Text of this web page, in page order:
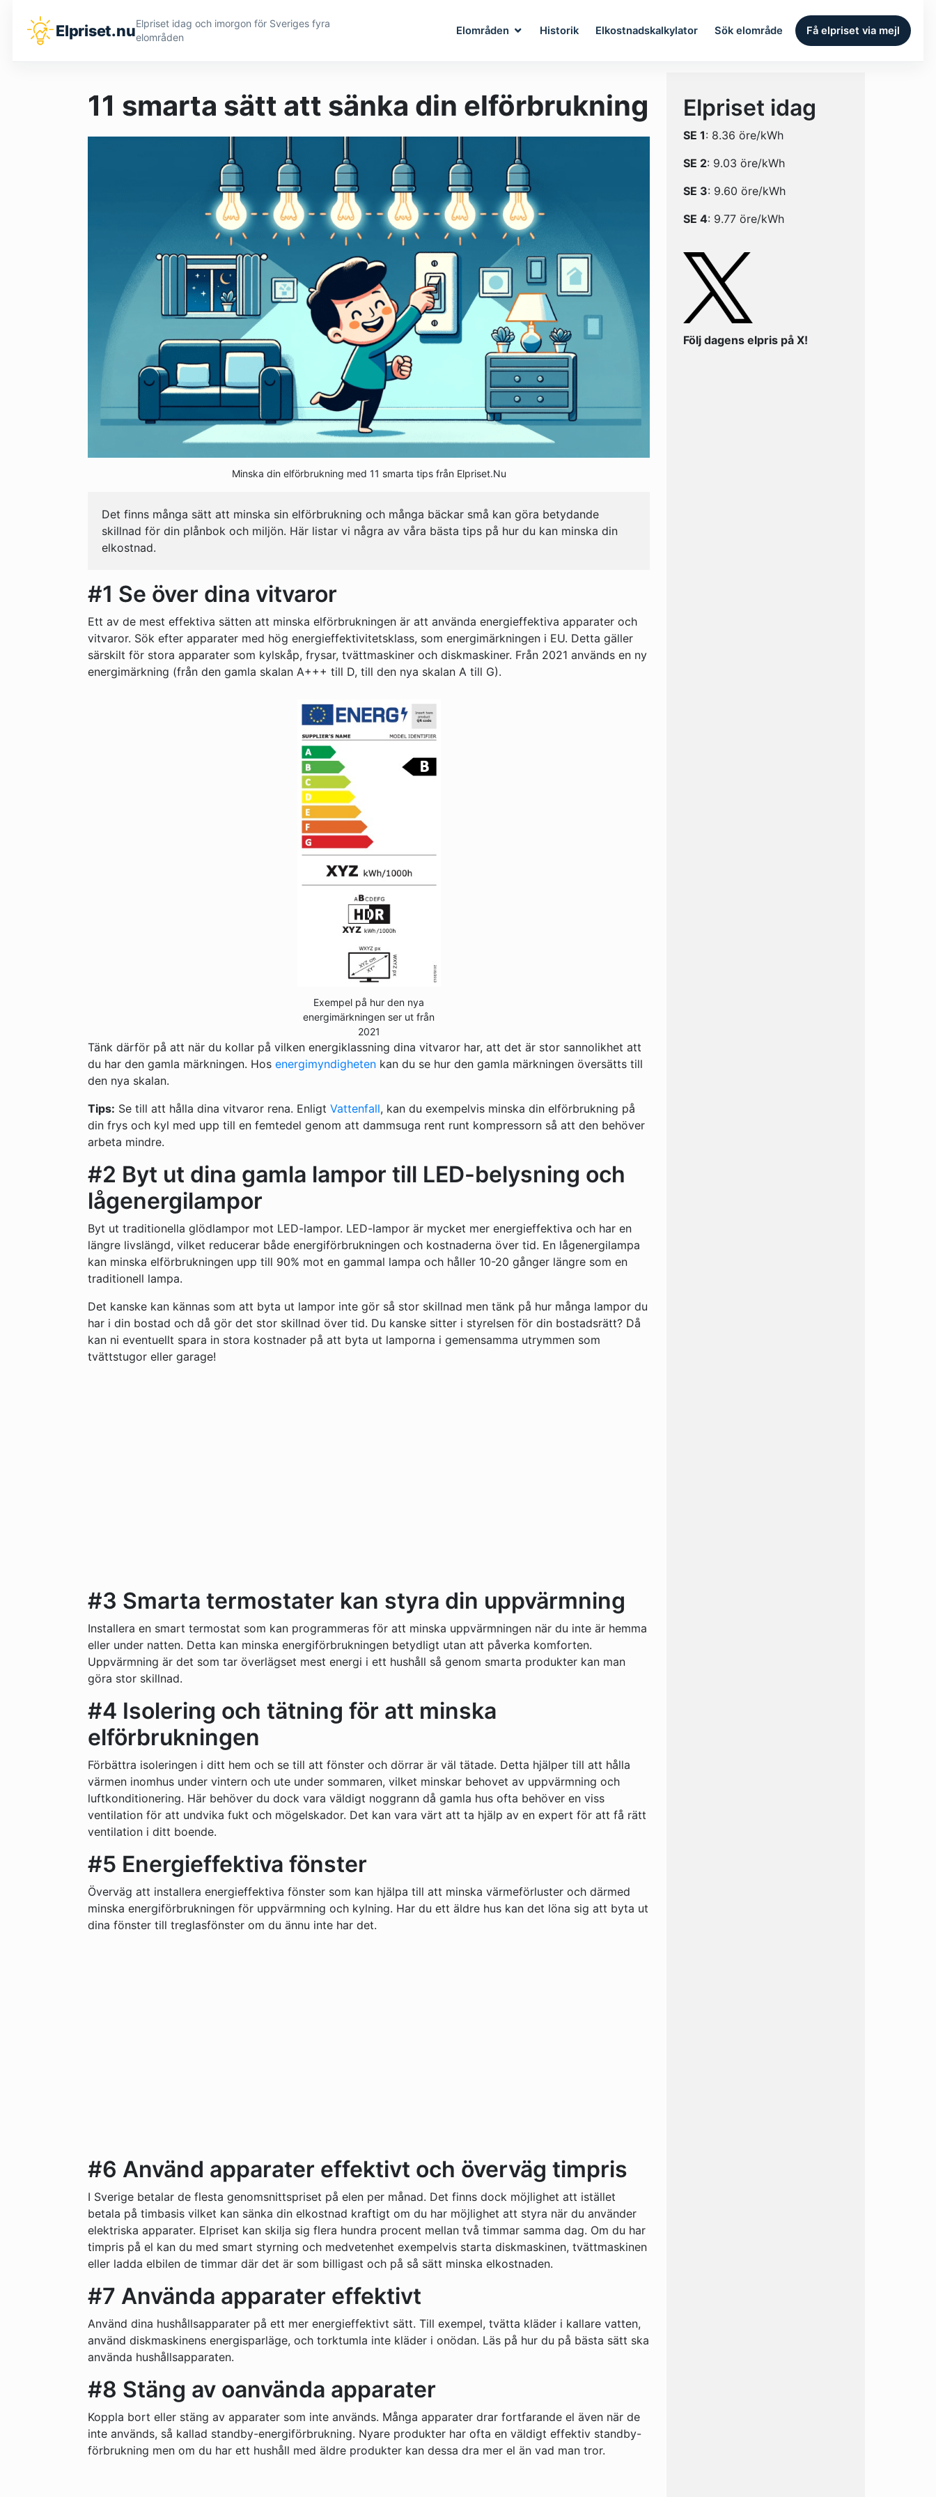
Elpriset.nuElpriset idag och imorgon för Sveriges fyra
elområden
Elområden Historik Elkostnadskalkylator Sök elområde Få elpriset via mejl
11 smarta sätt att sänka din elförbrukning
Minska din elförbrukning med 11 smarta tips från Elpriset.Nu
Det finns många sätt att minska sin elförbrukning och många bäckar små kan göra betydande
skillnad för din plånbok och miljön. Här listar vi några av våra bästa tips på hur du kan minska din
elkostnad.
#1 Se över dina vitvaror
Ett av de mest effektiva sätten att minska elförbrukningen är att använda energieffektiva apparater och
vitvaror. Sök efter apparater med hög energieffektivitetsklass, som energimärkningen i EU. Detta gäller
särskilt för stora apparater som kylskåp, frysar, tvättmaskiner och diskmaskiner. Från 2021 används en ny
energimärkning (från den gamla skalan A+++ till D, till den nya skalan A till G).
Exempel på hur den nya
energimärkningen ser ut från
2021
Tänk därför på att när du kollar på vilken energiklassning dina vitvaror har, att det är stor sannolikhet att
du har den gamla märkningen. Hos energimyndigheten kan du se hur den gamla märkningen översätts till
den nya skalan.
Tips: Se till att hålla dina vitvaror rena. Enligt Vattenfall, kan du exempelvis minska din elförbrukning på
din frys och kyl med upp till en femtedel genom att dammsuga rent runt kompressorn så att den behöver
arbeta mindre.
#2 Byt ut dina gamla lampor till LED-belysning och
lågenergilampor
Byt ut traditionella glödlampor mot LED-lampor. LED-lampor är mycket mer energieffektiva och har en
längre livslängd, vilket reducerar både energiförbrukningen och kostnaderna över tid. En lågenergilampa
kan minska elförbrukningen upp till 90% mot en gammal lampa och håller 10-20 gånger längre som en
traditionell lampa.
Det kanske kan kännas som att byta ut lampor inte gör så stor skillnad men tänk på hur många lampor du
har i din bostad och då gör det stor skillnad över tid. Du kanske sitter i styrelsen för din bostadsrätt? Då
kan ni eventuellt spara in stora kostnader på att byta ut lamporna i gemensamma utrymmen som
tvättstugor eller garage!
#3 Smarta termostater kan styra din uppvärmning
Installera en smart termostat som kan programmeras för att minska uppvärmningen när du inte är hemma
eller under natten. Detta kan minska energiförbrukningen betydligt utan att påverka komforten.
Uppvärmning är det som tar överlägset mest energi i ett hushåll så genom smarta produkter kan man
göra stor skillnad.
#4 Isolering och tätning för att minska
elförbrukningen
Förbättra isoleringen i ditt hem och se till att fönster och dörrar är väl tätade. Detta hjälper till att hålla
värmen inomhus under vintern och ute under sommaren, vilket minskar behovet av uppvärmning och
luftkonditionering. Här behöver du dock vara väldigt noggrann då gamla hus ofta behöver en viss
ventilation för att undvika fukt och mögelskador. Det kan vara värt att ta hjälp av en expert för att få rätt
ventilation i ditt boende.
#5 Energieffektiva fönster
Överväg att installera energieffektiva fönster som kan hjälpa till att minska värmeförluster och därmed
minska energiförbrukningen för uppvärmning och kylning. Har du ett äldre hus kan det löna sig att byta ut
dina fönster till treglasfönster om du ännu inte har det.
#6 Använd apparater effektivt och överväg timpris
I Sverige betalar de flesta genomsnittspriset på elen per månad. Det finns dock möjlighet att istället
betala på timbasis vilket kan sänka din elkostnad kraftigt om du har möjlighet att styra när du använder
elektriska apparater. Elpriset kan skilja sig flera hundra procent mellan två timmar samma dag. Om du har
timpris på el kan du med smart styrning och medvetenhet exempelvis starta diskmaskinen, tvättmaskinen
eller ladda elbilen de timmar där det är som billigast och på så sätt minska elkostnaden.
#7 Använda apparater effektivt
Använd dina hushållsapparater på ett mer energieffektivt sätt. Till exempel, tvätta kläder i kallare vatten,
använd diskmaskinens energisparläge, och torktumla inte kläder i onödan. Läs på hur du på bästa sätt ska
använda hushållsapparaten.
#8 Stäng av oanvända apparater
Koppla bort eller stäng av apparater som inte används. Många apparater drar fortfarande el även när de
inte används, så kallad standby-energiförbrukning. Nyare produkter har ofta en väldigt effektiv standby-
förbrukning men om du har ett hushåll med äldre produkter kan dessa dra mer el än vad man tror.
Elpriset idag
SE 1: 8.36 öre/kWh
SE 2: 9.03 öre/kWh
SE 3: 9.60 öre/kWh
SE 4: 9.77 öre/kWh
Följ dagens elpris på X!